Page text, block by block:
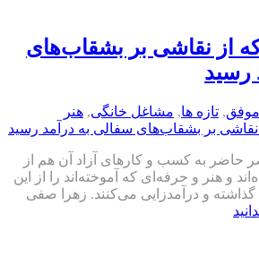
از نقاشی بر بشقاب‌های
رسید
موفق, تازه ها, مشاغل خانگی, هنر
حاضر به کسب و کارهای آزاد آن هم از
و هنر و حرفه‌ای که آموخته‌اند را از این
و درآمدزایی می‌کنند. زهرا صفی